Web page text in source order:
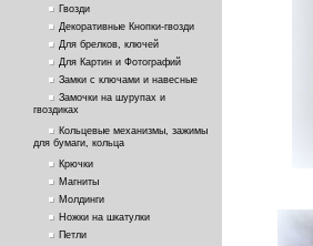
Гвозди
Декоративные Кнопки-гвозди
Для брелков, ключей
Для Картин и Фотографий
Замки с ключами и навесные
Замочки на шурупах и
гвоздиках
Кольцевые механизмы, зажимы
для бумаги, кольца
Крючки
Магниты
Молдинги
Ножки на шкатулки
Петли